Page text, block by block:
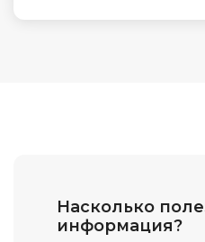
Насколько
информация?